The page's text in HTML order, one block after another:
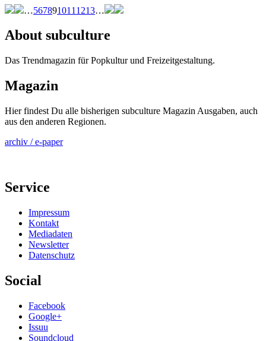
…567891011 1213…
About subculture
Das Trendmagazin für Popkultur und Freizeitgestaltung.
Magazin
Hier findest Du alle bisherigen subculture Magazin Ausgaben, auch
aus den anderen Regionen.
archiv / e-paper
Service
Impressum
Kontakt
Mediadaten
Newsletter
Datenschutz
Social
Facebook
Google+
Issuu
Soundcloud